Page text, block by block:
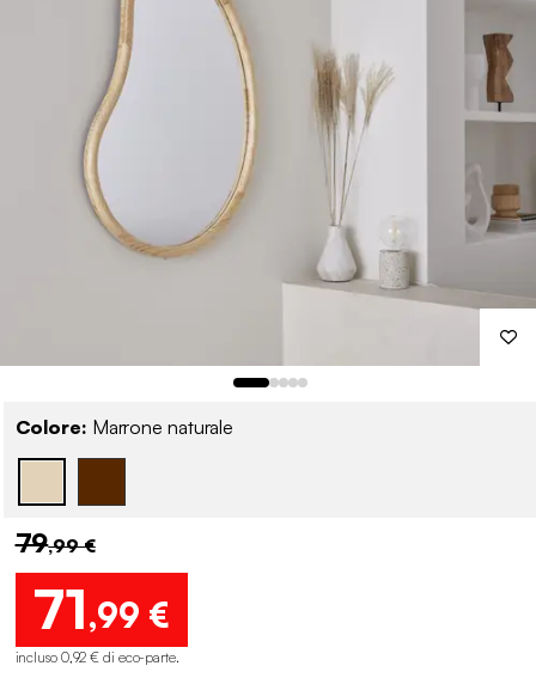
Colore: Marrone naturale
79,99 €
71,99 €
incluso 0,92 € di eco-parte.